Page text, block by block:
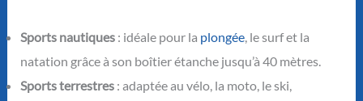
Sports nautiques : idéale pour la plongée, le surf et la
natation grâce à son boîtier étanche jusqu’à 40 mètres.
Sports terrestres : adaptée au vélo, la moto, le ski,